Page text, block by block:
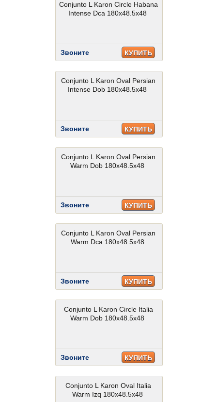
Conjunto L Karon Circle Habana
Intense Dca 180x48.5x48
Звоните КУПИТЬ
Conjunto L Karon Oval Persian
Intense Dob 180x48.5x48
Звоните КУПИТЬ
Conjunto L Karon Oval Persian
Warm Dob 180x48.5x48
Звоните КУПИТЬ
Conjunto L Karon Oval Persian
Warm Dca 180x48.5x48
Звоните КУПИТЬ
Conjunto L Karon Circle Italia
Warm Dob 180x48.5x48
Звоните КУПИТЬ
Conjunto L Karon Oval Italia
Warm Izq 180x48.5x48